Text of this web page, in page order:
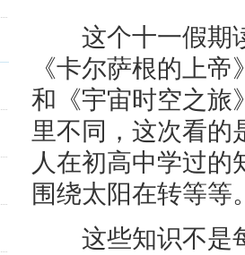
这个十一假期读
《卡尔萨根的上
和《宇宙时空之旅
里不同，这次看的
人在初高中学过
围绕太阳在转等等
这些知识不是每